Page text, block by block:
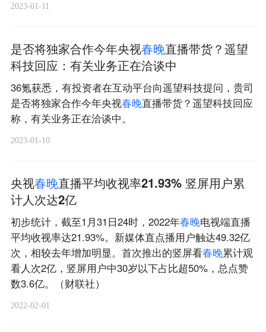
2023-01-11
是否将独家合作今年央视春晚直播带货？遥望
科技回应：有关业务正在洽谈中
36氪获悉，有投资者在互动平台向遥望科技提问，贵司
是否将独家合作今年央视春晚直播带货？遥望科技回应
称，有关业务正在洽谈中。
2023-01-10
央视春晚直播平均收视率21.93% 竖屏用户累
计人次达2亿
初步统计，截至1月31日24时，2022年春晚电视端直播
平均收视率达21.93%。新媒体直点播用户触达49.32亿
次，相较去年增加明显。首次推出的竖屏看春晚累计观
看人次2亿，竖屏用户中30岁以下占比超50%，总点赞
数3.6亿。（财联社）
2022-02-01